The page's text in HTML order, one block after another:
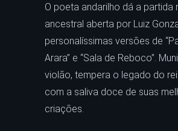
O poeta andarilho dá a partida
ancestral aberta por Luiz
personalíssimas versões de
Arara” e “Sala de Reboco”.
violão, tempera o legado do
com a saliva doce de suas
criações.